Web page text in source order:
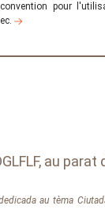
pour
au parat
au tèma